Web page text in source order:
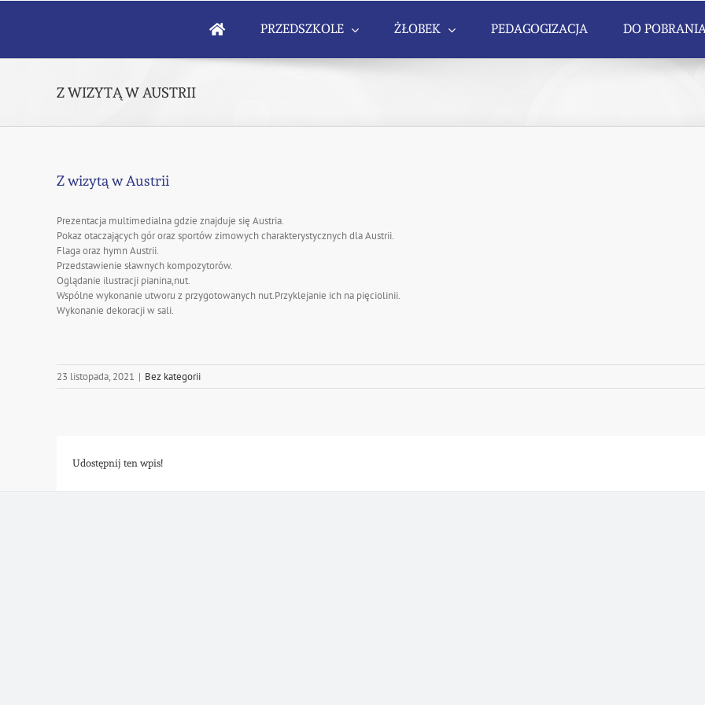
PRZEDSZKOLE ŻŁOBEK PEDAGOGIZACJA DO
Z WIZYTĄ W AUSTRII
Z wizytą w Austrii
Prezentacja multimedialna gdzie znajduje się Austria.
Pokaz otaczających gór oraz sportów zimowych charakterystycznych dla Austrii.
Flaga oraz hymn Austrii.
Przedstawienie sławnych kompozytorów.
Oglądanie ilustracji pianina,nut.
Wspólne wykonanie utworu z przygotowanych nut.Przyklejanie ich na pięciolinii.
Wykonanie dekoracji w sali.
23 listopada, 2021 | Bez kategorii
Udostępnij ten wpis!